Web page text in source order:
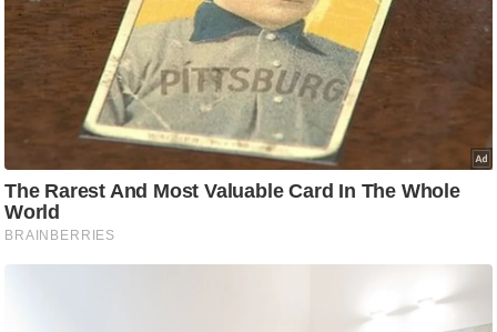
/
श
घ
रे
लू
नु